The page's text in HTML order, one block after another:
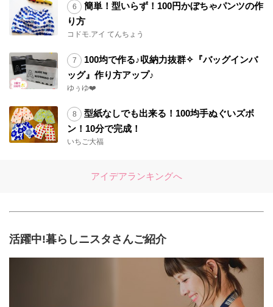
簡単！型いらず！100円かぼちゃパンツの作
り方
コドモ.アイ てんちょう
100均で作る♪収納力抜群✧『バッグインバ
ッグ』作り方アップ♪
ゆぅゆ❤️
型紙なしでも出来る！100均手ぬぐいズボ
ン！10分で完成！
いちご大福
アイデアランキングへ
活躍中!暮らしニスタさんご紹介